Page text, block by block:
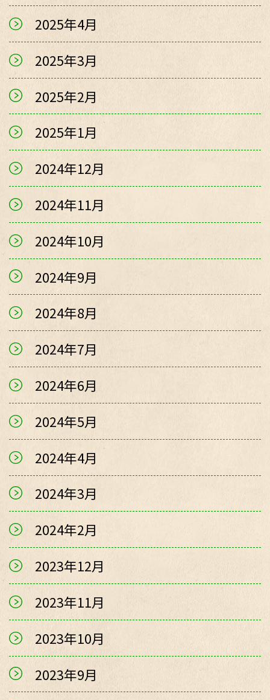
2025年4月
2025年3月
2025年2月
2025年1月
2024年12月
2024年11月
2024年10月
2024年9月
2024年8月
2024年7月
2024年6月
2024年5月
2024年4月
2024年3月
2024年2月
2023年12月
2023年11月
2023年10月
2023年9月